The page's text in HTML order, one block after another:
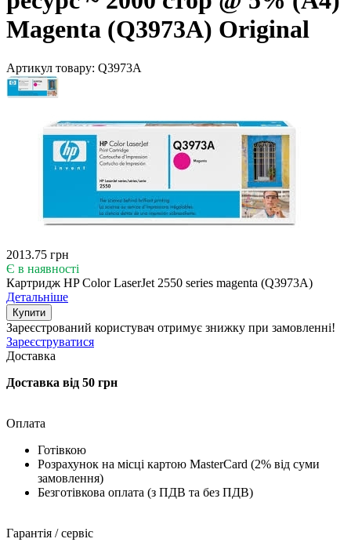
Magenta (Q3973A) Original
Артикул товару: Q3973A
2013.75 грн
Є в наявності
Картридж HP Color LaserJet 2550 series magenta (Q3973A)
Детальніше
Купити
Зареєстрований користувач отримує знижку при замовленні!
Зареєструватися
Доставка
Доставка від 50 грн
Оплата
Готівкою
Розрахунок на місці картою MasterCard (2% від суми
замовлення)
Безготівкова оплата (з ПДВ та без ПДВ)
Гарантія / сервіс